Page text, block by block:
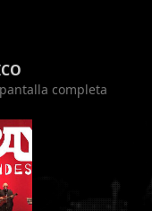
completa